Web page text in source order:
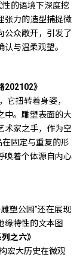
的语境下深度挖
张力的造型捕捉微
公众敞开，引发了
与温柔观望。
202102》
它扭转着身姿，
中。雕塑表面的大
术家之手，作为空
在固定与重复的形
唤着个体源自内心
塑公园”还在展现
缘特性的文本图
之六》
宏大历史在微观